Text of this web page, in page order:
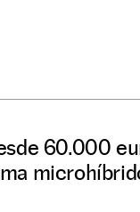
60.000